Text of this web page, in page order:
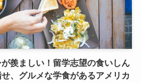
羨ましい！留学志望の食いしん
、グルメな学食があるアメリカ